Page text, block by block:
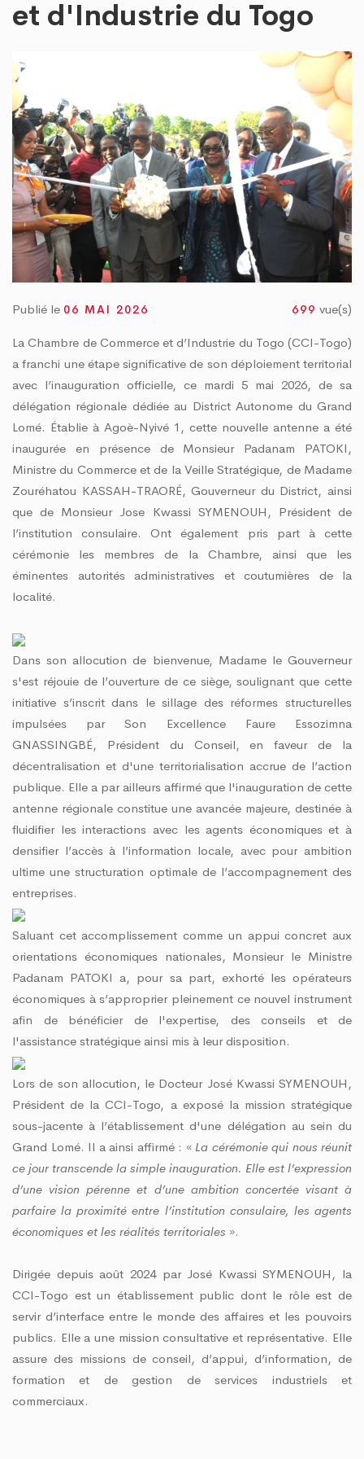
PROPRE » : LE DAGL SUPPRIME UN DÉPOTOIR SAUVAGE DANS LA COMMUNE
III : DES ÉQUIPEMENTS SPORTIFS OFFERTS AUX COMMUNES DU GOLFE 1
et d'Industrie du Togo
Publié le 06 MAI 2026 699 vue(s)
La Chambre de Commerce et d’Industrie du Togo (CCI-Togo)
a franchi une étape significative de son déploiement territorial
avec l’inauguration officielle, ce mardi 5 mai 2026, de sa
délégation régionale dédiée au District Autonome du Grand
Lomé. Établie à Agoè-Nyivé 1, cette nouvelle antenne a été
inaugurée en présence de Monsieur Padanam PATOKI,
Ministre du Commerce et de la Veille Stratégique, de Madame
Zouréhatou KASSAH-TRAORÉ, Gouverneur du District, ainsi
que de Monsieur Jose Kwassi SYMENOUH, Président de
l’institution consulaire. Ont également pris part à cette
cérémonie les membres de la Chambre, ainsi que les
éminentes autorités administratives et coutumières de la
localité.
Dans son allocution de bienvenue, Madame le Gouverneur
s'est réjouie de l’ouverture de ce siège, soulignant que cette
initiative s’inscrit dans le sillage des réformes structurelles
impulsées par Son Excellence Faure Essozimna
GNASSINGBÉ, Président du Conseil, en faveur de la
décentralisation et d'une territorialisation accrue de l’action
publique. Elle a par ailleurs affirmé que l'inauguration de cette
antenne régionale constitue une avancée majeure, destinée à
fluidifier les interactions avec les agents économiques et à
densifier l’accès à l’information locale, avec pour ambition
ultime une structuration optimale de l’accompagnement des
entreprises.
Saluant cet accomplissement comme un appui concret aux
orientations économiques nationales, Monsieur le Ministre
Padanam PATOKI a, pour sa part, exhorté les opérateurs
économiques à s’approprier pleinement ce nouvel instrument
afin de bénéficier de l'expertise, des conseils et de
l'assistance stratégique ainsi mis à leur disposition.
Lors de son allocution, le Docteur José Kwassi SYMENOUH,
Président de la CCI-Togo, a exposé la mission stratégique
sous-jacente à l’établissement d'une délégation au sein du
Grand Lomé. Il a ainsi affirmé : « La cérémonie qui nous réunit
ce jour transcende la simple inauguration. Elle est l’expression
d’une vision pérenne et d’une ambition concertée visant à
parfaire la proximité entre l’institution consulaire, les agents
économiques et les réalités territoriales ».
Dirigée depuis août 2024 par José Kwassi SYMENOUH, la
CCI-Togo est un établissement public dont le rôle est de
servir d’interface entre le monde des affaires et les pouvoirs
publics. Elle a une mission consultative et représentative. Elle
assure des missions de conseil, d’appui, d’information, de
formation et de gestion de services industriels et
commerciaux.